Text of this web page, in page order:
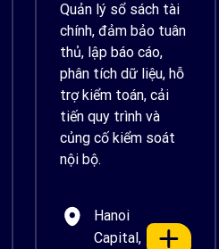
Quản lý sổ sách tài
chính, đảm bảo tuân
thủ, lập báo cáo,
phân tích dữ liệu, hỗ
trợ kiểm toán, cải
tiến quy trình và
củng cố kiểm soát
nội bộ.
Hanoi
Capital,